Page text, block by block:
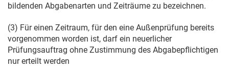
bildenden Abgabenarten und Zeiträume zu bezeichnen.
(3) Für einen Zeitraum, für den eine Außenprüfung bereits
vorgenommen worden ist, darf ein neuerlicher
Prüfungsauftrag ohne Zustimmung des Abgabepflichtigen
nur erteilt werden